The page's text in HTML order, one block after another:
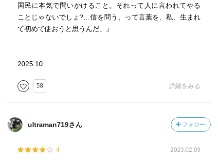
国民に本気で問いかけること。それって人に言われてやる
ことじゃないでしょ?…信を問う、って言葉を、私、生まれ
て初めて使おうと思うんだ」』
2025.10
58 詳細をみる
ultraman719さん フォロー
4 2023.02.09